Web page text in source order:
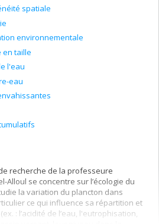
spatiale
environnementale
en taille
l'eau
eau
recherche de la professeure
Alloul se concentre sur l’écologie du
la variation du plancton dans
ce qui influence sa répartition et
: l’acidité de l’eau, l'eutrophisation,